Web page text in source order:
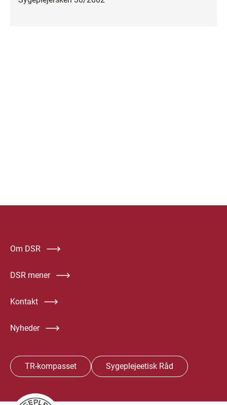
Om DSR
DSR mener
Kontakt
Nyheder
TR-kompasset Sygeplejeetisk Råd